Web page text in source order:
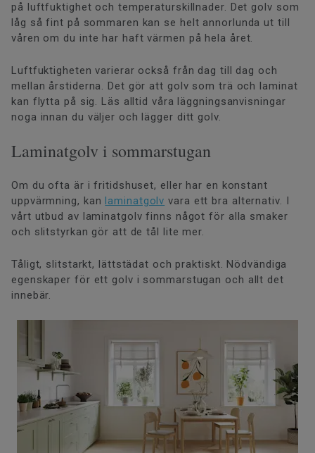
på luftfuktighet och temperaturskillnader. Det golv som
låg så fint på sommaren kan se helt annorlunda ut till
våren om du inte har haft värmen på hela året.
Luftfuktigheten varierar också från dag till dag och
mellan årstiderna. Det gör att golv som trä och laminat
kan flytta på sig. Läs alltid våra läggningsanvisningar
noga innan du väljer och lägger ditt golv.
Laminatgolv i sommarstugan
Om du ofta är i fritidshuset, eller har en konstant
uppvärmning, kanlaminatgolv vara ett bra alternativ. I
vårt utbud av laminatgolv finns något för alla smaker
och slitstyrkan gör att de tål lite mer.
Tåligt, slitstarkt, lättstädat och praktiskt. Nödvändiga
egenskaper för ett golv i sommarstugan och allt det
innebär.